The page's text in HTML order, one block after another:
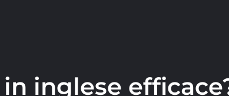
inglese